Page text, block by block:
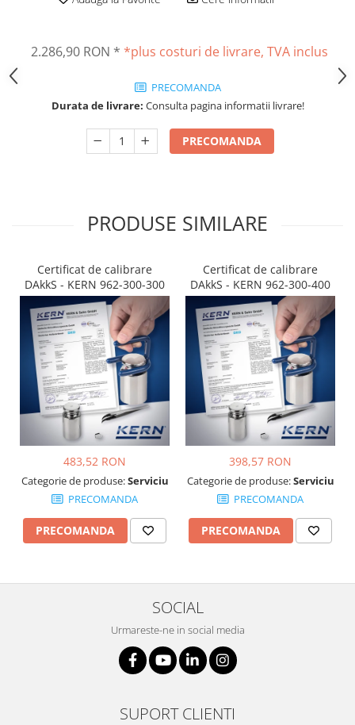
Standuri testare forta
Standuri testare manuala
Standuri testare motorizata
Cap pivotant
Carlige
Cutie de jonctiune
Piese pentru compresiune
Placa de montaj
Placi etalon
Senzori
Set pentru compresiune
Set suruburi otel
Suporti
Varf de impact
Instrumente optice
Adaptoare
Adaptor camera microscop
Cap microscop
Cleme
Iluminare microscop
2.286,90 RON * *plus costuri de livrare, TVA inclus
PRECOMANDA
Durata de livrare: Consulta pagina informatii livrare!
PRECOMANDA
PRODUSE SIMILARE
Certificat de calibrare
DAkkS - KERN 962-300-300
483,52 RON
Categorie de produse:Serviciu
PRECOMANDA
PRECOMANDA
Certificat de calibrare
DAkkS - KERN 962-300-400
398,57 RON
Categorie de produse:Serviciu
PRECOMANDA
PRECOMANDA
SOCIAL
Urmareste-ne in social media
SUPORT CLIENTI